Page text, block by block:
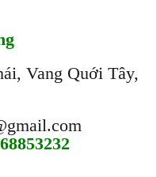
Vang Quới Tây,